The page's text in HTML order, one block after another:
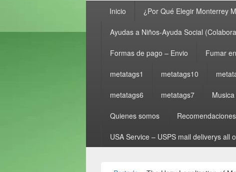
principalInicio ¿Por Qué Elegir Monterrey
Ayudas a Niños-Ayuda Social
Formas de pago – Envio Fumar
metatags1 metatags10
metatags6 metatags7
Quienes somos
USA Service – USPS mail deliverys all